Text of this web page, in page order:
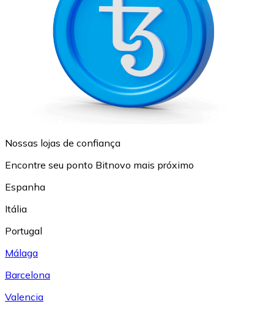
Nossas lojas de confiança
Encontre seu ponto Bitnovo mais próximo
Espanha
Itália
Portugal
Málaga
Barcelona
Valencia